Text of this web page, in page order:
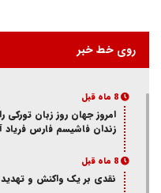
روی خط خبر
8 ماه قبل
امروز جهان روز زبان
زندان فاشیسم فارس
8 ماه قبل
نقدی بر یک واکنش و‌ تهدید